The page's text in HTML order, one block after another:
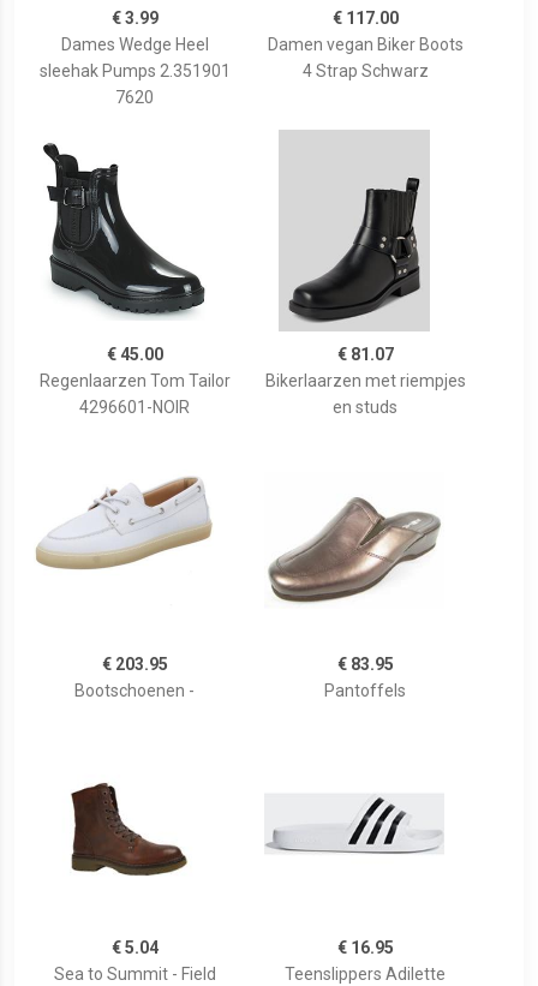
€ 3.99
Dames Wedge Heel
sleehak Pumps 2.351901
7620
€ 117.00
Damen vegan Biker Boots
4 Strap Schwarz
€ 45.00
Regenlaarzen Tom Tailor
4296601-NOIR
€ 81.07
Bikerlaarzen met riempjes
en studs
€ 203.95
Bootschoenen -
€ 83.95
Pantoffels
€ 5.04
Sea to Summit - Field
€ 16.95
Teenslippers Adilette